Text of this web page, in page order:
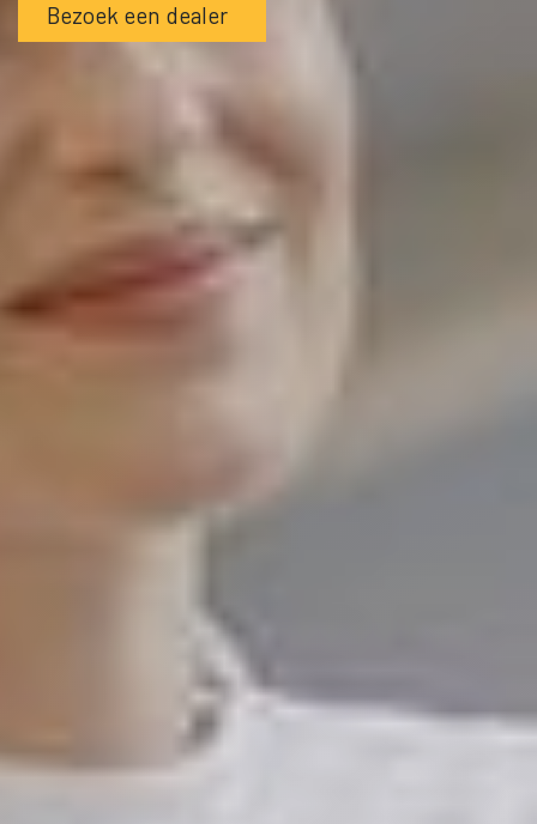
Bezoek een dealer